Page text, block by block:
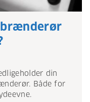
brænderør
din
Både for